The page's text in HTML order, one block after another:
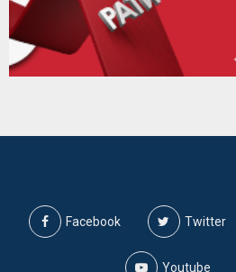
Facebook Twitter
Youtube